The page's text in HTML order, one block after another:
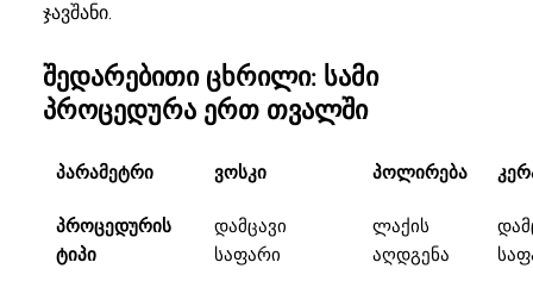
ჯავშანი.
შედარებითი ცხრილი: სამი
პროცედურა ერთ თვალში
პარამეტრი ვოსკი პოლირება
პროცედურის
ტიპი
დამცავი
საფარი
ლაქის
აღდგენა